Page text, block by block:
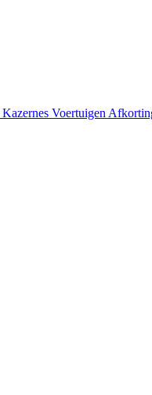
Kazernes Voertuigen